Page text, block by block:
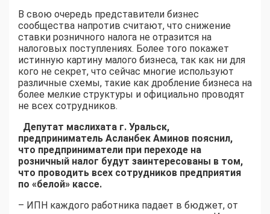
В свою очередь представители бизнес
сообщества напротив считают, что снижение
ставки розничного налога не отразится на
налоговых поступлениях. Более того покажет
истинную картину малого бизнеса, так как ни для
кого не секрет, что сейчас многие используют
различные схемы, такие как дробление бизнеса на
более мелкие структуры и официально проводят
не всех сотрудников.
Депутат маслихата г. Уральск,
предприниматель Асланбек Аминов пояснил,
что предприниматели при переходе на
розничный налог будут заинтересованы в том,
что проводить всех сотрудников предприятия
по «белой» кассе.
– ИПН каждого работника падает в бюджет, от